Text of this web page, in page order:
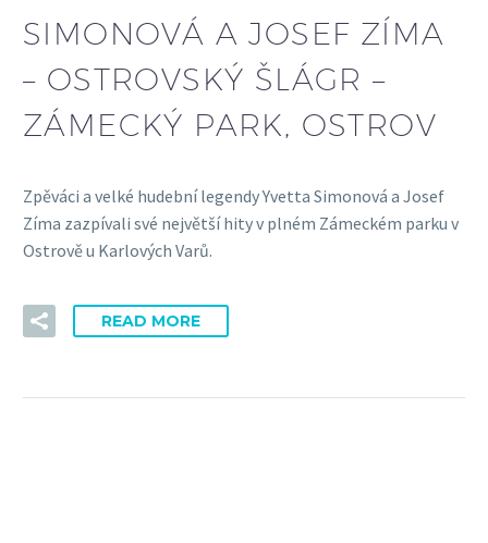
SIMONOVÁ A JOSEF ZÍMA
– OSTROVSKÝ ŠLÁGR –
ZÁMECKÝ PARK, OSTROV
Zpěváci a velké hudební legendy Yvetta Simonová a Josef
Zíma zazpívali své největší hity v plném Zámeckém parku v
Ostrově u Karlových Varů.
READ MORE